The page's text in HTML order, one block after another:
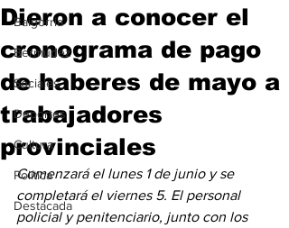
Baigorria
Bermúdez
Sociales
Deportes
Cultura
Política
Destacada
Dieron a conocer el
cronograma de pago
de haberes de mayo a
trabajadores
provinciales
Comenzará el lunes 1 de junio y se
completará el viernes 5. El personal
policial y penitenciario, junto con los